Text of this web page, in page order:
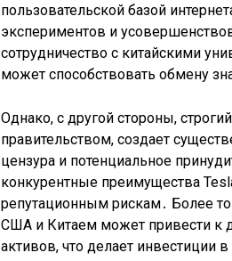
пользовательской базой
экспериментов и
сотрудничество с китайскими
может способствовать обмену
Однако, с другой стороны,
правительством, создает
цензура и потенциальное
конкурентные преимущества
репутационным рискам․ Более
США и Китаем может привести к
активов, что делает инвестиции